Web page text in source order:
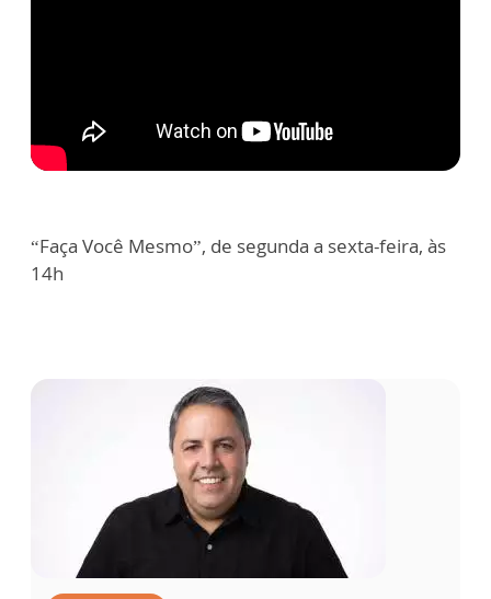
“Faça Você Mesmo”, de segunda a sexta-feira, às
14h